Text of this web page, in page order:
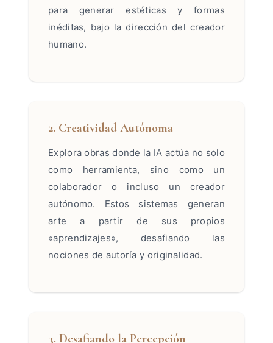
para generar estéticas y formas
inéditas, bajo la dirección del creador
humano.
2. Creatividad Autónoma
Explora obras donde la IA actúa no solo
como herramienta, sino como un
colaborador o incluso un creador
autónomo. Estos sistemas generan
arte a partir de sus propios
«aprendizajes», desafiando las
nociones de autoría y originalidad.
3. Desafiando la Percepción